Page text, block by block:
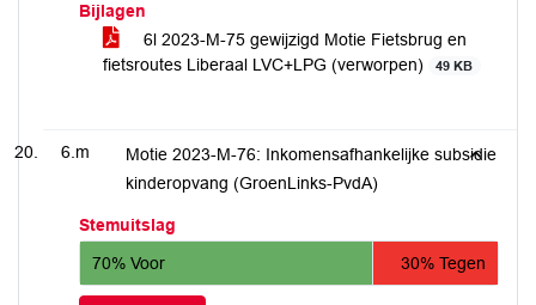
Bijlagen
6l 2023-M-75 gewijzigd Motie Fietsbrug en
fietsroutes Liberaal LVC+LPG (verworpen)
49 KB
6.m
Motie 2023-M-76: Inkomensafhankelijke subsidie
kinderopvang (GroenLinks-PvdA)
Stemuitslag
70% Voor
30% Tegen